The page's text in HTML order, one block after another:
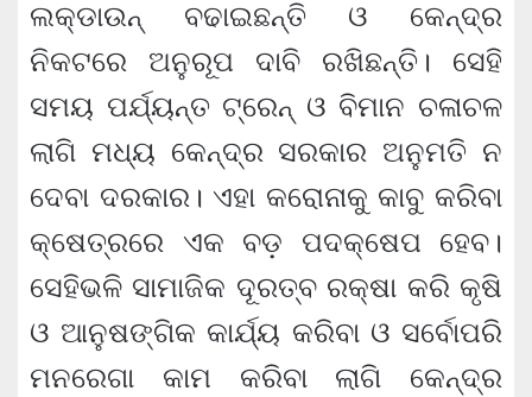
ଲକ୍‌ଡାଉନ୍ ବଢାଇଛନ୍ତି ଓ କେନ୍ଦ୍ର
ନିକଟରେ ଅନୁରୂପ ଦାବି ରଖିଛନ୍ତି। ସେହି
ସମୟ ପର୍ଯ୍ୟନ୍ତ ଟ୍ରେନ୍ ଓ ବିମାନ ଚଳାଚଳ
ଲାଗି ମଧ୍ୟ କେନ୍ଦ୍ର ସରକାର ଅନୁମତି ନ
ଦେବା ଦରକାର। ଏହା କରୋନାକୁ କାବୁ କରିବା
କ୍ଷେତ୍ରରେ ଏକ ବଡ଼ ପଦକ୍ଷେପ ହେବ।
ସେହିଭଳି ସାମାଜିକ ଦୂରତ୍ବ ରକ୍ଷା କରି କୃଷି
ଓ ଆନୁଷଙ୍ଗିକ କାର୍ଯ୍ୟ କରିବା ଓ ସର୍ବୋପରି
ମନରେଗା କାମ କରିବା ଲାଗି କେନ୍ଦ୍ର